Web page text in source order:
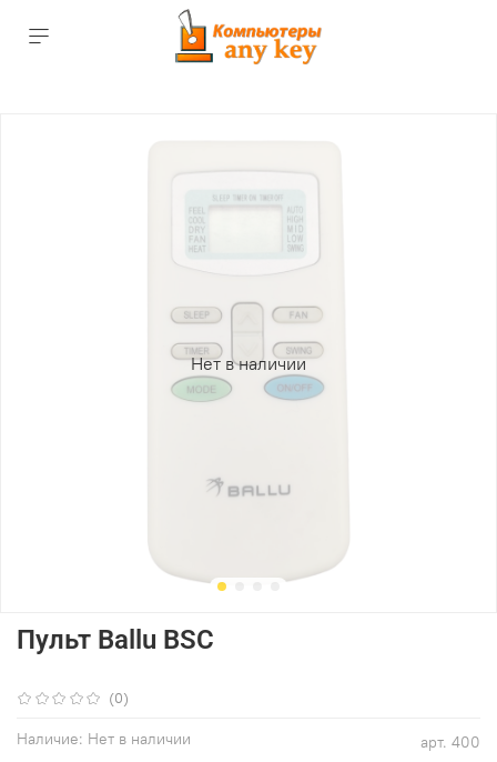
Нет в наличии
(0)
арт. 400
Наличие: Нет в наличии
Пульт Ballu BSC